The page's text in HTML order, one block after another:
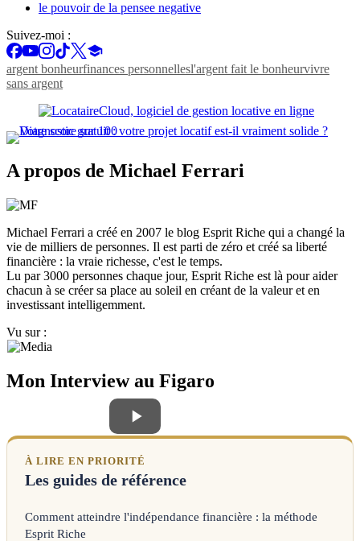
le pouvoir de la pensee negative
Suivez-moi :
argent bonheurfinances personnellesl'argent fait le bonheurvivre
sans argent
A propos de Michael Ferrari
Michael Ferrari a créé en 2007 le blog Esprit Riche qui a changé la
vie de milliers de personnes. Il est parti de zéro et créé sa liberté
financière : la vraie richesse, c'est le temps.
Lu par 3000 personnes chaque jour, Esprit Riche est là pour aider
chacun à se créer sa place au soleil en créant de la valeur et en
investissant intelligemment.
Vu sur :
Mon Interview au Figaro
À LIRE EN PRIORITÉ
Les guides de référence
Comment atteindre l'indépendance financière : la méthode
Esprit Riche